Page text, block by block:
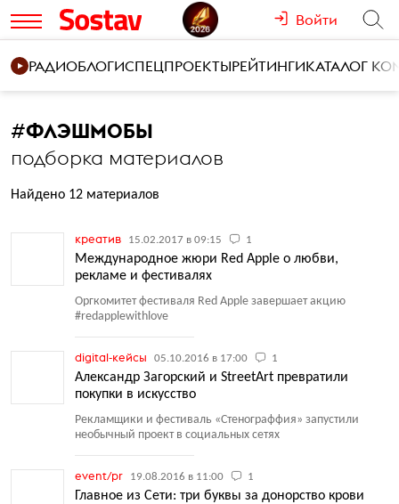
Войти
РАДИОБЛОГИСПЕЦПРОЕКТЫРЕЙТИНГИКАТАЛОГ
#ФЛЭШМОБЫ
подборка материалов
Найдено 12 материалов
креатив 15.02.2017 в 09:15 1
Международное жюри Red Apple о любви,
рекламе и фестивалях
Оргкомитет фестиваля Red Apple завершает акцию
#redapplewithlove
digital-кейсы 05.10.2016 в 17:00 1
Александр Загорский и StreetArt превратили
покупки в искусство
Рекламщики и фестиваль «Стенограффия» запустили
необычный проект в социальных сетях
event/pr 19.08.2016 в 11:00 1
Главное из Сети: три буквы за донорство крови